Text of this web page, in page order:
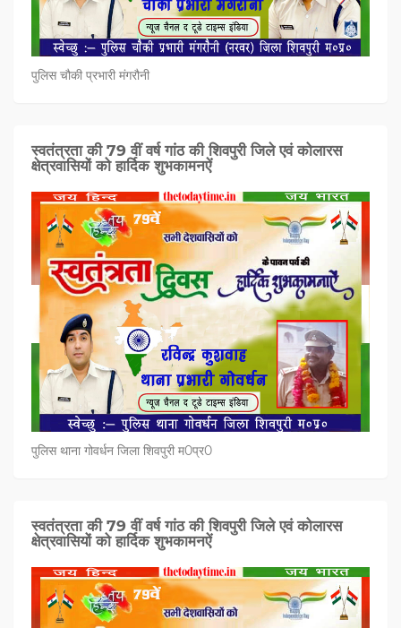
पुलिस चौकी प्रभारी मंगरौनी
स्वतंत्रता की 79 वीं वर्ष गांठ की शिवपुरी जिले एवं कोलारस
क्षेत्रवासियों को हार्दिक शुभकामनऐं
पुलिस थाना गोवर्धन जिला शिवपुरी म0प्र0
स्वतंत्रता की 79 वीं वर्ष गांठ की शिवपुरी जिले एवं कोलारस
क्षेत्रवासियों को हार्दिक शुभकामनऐं